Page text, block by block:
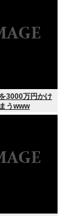
3000万円かけ
うwww